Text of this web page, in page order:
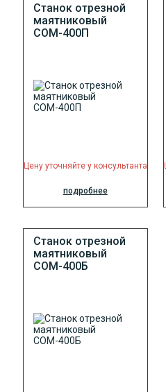
Станок отрезной
маятниковый
СОМ-400П
Цену уточняйте у консультанта
подробнее
Станок отрезной
маятниковый
СОМ-400Б